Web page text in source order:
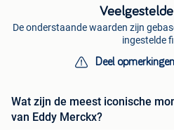
De onderstaande waarden zijn
ingestelde
Deel
Wat zijn de meest iconische
van Eddy Merckx?